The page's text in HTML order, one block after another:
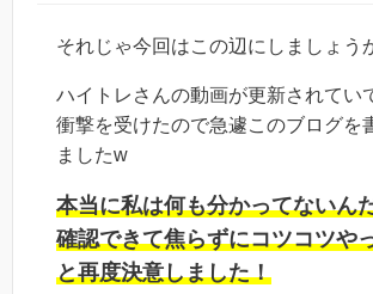
それじゃ今回はこの辺にしましょう
ハイトレさんの動画が更新されてい
衝撃を受けたので急遽このブログを
ましたw
本当に私は何も分かってないん
確認できて焦らずにコツコツや
と再度決意しました！